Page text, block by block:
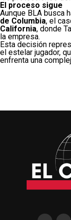
El proceso sigue
Aunque BLA busca
de Columbia, el
California, donde
la empresa.
Esta decisión
el estelar jugador,
enfrenta una